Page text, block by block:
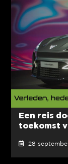
Een reis
toekomst
28